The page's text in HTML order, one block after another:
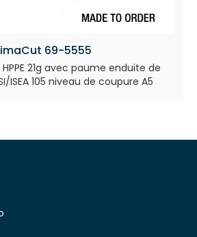
69-5555
21g avec paume enduite de
ISEA 105 niveau de coupure A5